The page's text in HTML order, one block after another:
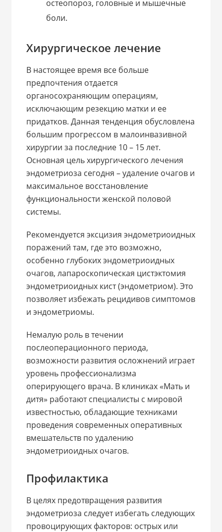
остеопороз, головные и мышечные
боли.
Хирургическое лечение
В настоящее время все больше
предпочтения отдается
органосохраняющим операциям,
исключающим резекцию матки и ее
придатков. Данная тенденция обусловлена
большим прогрессом в малоинвазивной
хирургии за последние 10 – 15 лет.
Основная цель хирургического лечения
эндометриоза сегодня – удаление очагов и
максимальное восстановление
функциональности женской половой
системы.
Рекомендуется эксцизия эндометриоидных
поражений там, где это возможно,
особенно глубоких эндометриоидных
очагов, лапароскопическая цистэктомия
эндометриоидных кист (эндометриом). Это
позволяет избежать рецидивов симптомов
и эндометриомы.
Немалую роль в течении
послеоперационного периода,
возможности развития осложнений играет
уровень профессионализма
оперирующего врача. В клиниках «Мать и
дитя» работают специалисты с мировой
известностью, обладающие техниками
проведения современных оперативных
вмешательств по удалению
эндометриоидных очагов.
Профилактика
В целях предотвращения развития
эндометриоза следует избегать следующих
провоцирующих факторов: острых или